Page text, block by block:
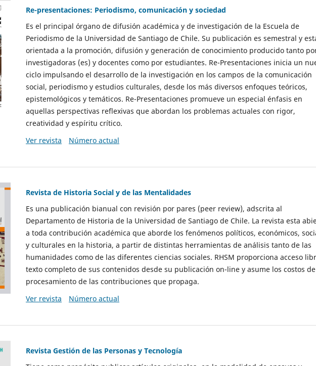
Re-presentaciones: Periodismo, comunicación y sociedad
Es el principal órgano de difusión académica y de investigación de la Escuela de
Periodismo de la Universidad de Santiago de Chile. Su publicación es semestral y
orientada a la promoción, difusión y generación de conocimiento producido tanto
investigadoras (es) y docentes como por estudiantes. Re-Presentaciones inicia un
ciclo impulsando el desarrollo de la investigación en los campos de la comunicación
social, periodismo y estudios culturales, desde los más diversos enfoques teóricos,
epistemológicos y temáticos. Re-Presentaciones promueve un especial énfasis en
aquellas perspectivas reflexivas que abordan los problemas actuales con rigor,
creatividad y espíritu crítico.
Ver revista
Número actual
Revista de Historia Social y de las Mentalidades
Es una publicación bianual con revisión por pares (peer review), adscrita al
Departamento de Historia de la Universidad de Santiago de Chile. La revista esta
a toda contribución académica que aborde los fenómenos políticos, económicos,
y culturales en la historia, a partir de distintas herramientas de análisis tanto de las
humanidades como de las diferentes ciencias sociales. RHSM proporciona acceso
texto completo de sus contenidos desde su publicación on-line y asume los costos de
procesamiento de las contribuciones que propaga.
Ver revista
Número actual
Revista Gestión de las Personas y Tecnología